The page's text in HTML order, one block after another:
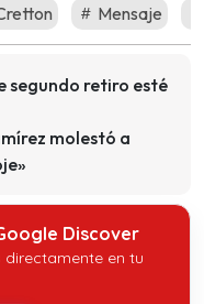
Mensaje
segundo retiro esté
molestó a
Discover
directamente en tu